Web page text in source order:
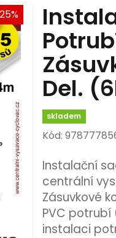
Del.
skladem
Kód:
Instalační
centrální
Zásuvkové
PVC
instalaci